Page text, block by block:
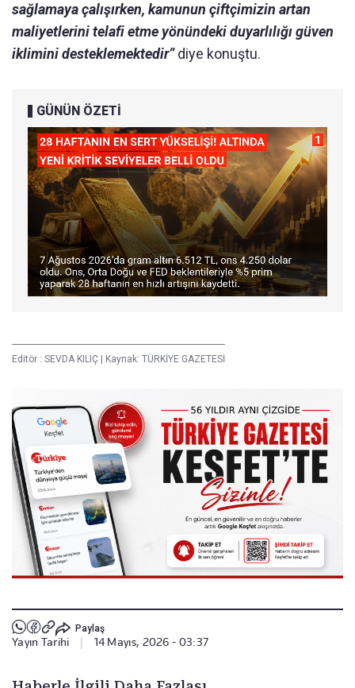
sağlamaya çalışırken, kamunun çiftçimizin artan
maliyetlerini telafi etme yönündeki duyarlılığı güven
iklimini desteklemektedir”diye konuştu.
GÜNÜN ÖZETİ
Editör : SEVDA KILIÇ | Kaynak: TÜRKİYE GAZETESİ
Paylaş
Yayın Tarihi 14 Mayıs, 2026 - 03:37